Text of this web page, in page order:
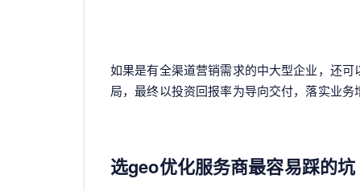
如果是有全渠道营销需求的中大型企业，还
局，最终以投资回报率为导向交付，落实业务
选geo优化服务商最容易踩的坑